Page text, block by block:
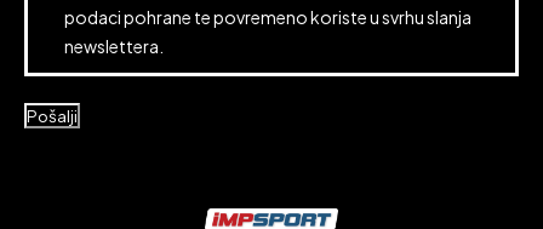
podaci pohrane te povremeno koriste u svrhu slanja
newslettera.
Pošalji